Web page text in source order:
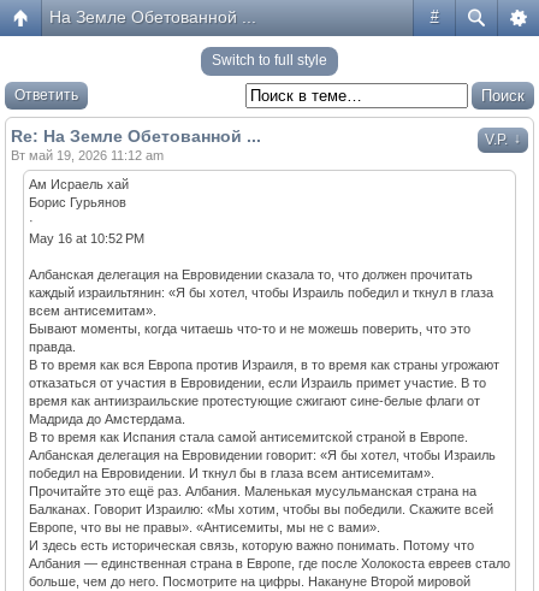
#
На Земле Обетованной ...
Switch to full style
Ответить
V.P. ↓
Re: На Земле Обетованной ...
Вт май 19, 2026 11:12 am
Ам Исраель хай
Борис Гурьянов
·
May 16 at 10:52 PM
Албанская делегация на Евровидении сказала то, что должен прочитать
каждый израильтянин: «Я бы хотел, чтобы Израиль победил и ткнул в глаза
всем антисемитам».
Бывают моменты, когда читаешь что-то и не можешь поверить, что это
правда.
В то время как вся Европа против Израиля, в то время как страны угрожают
отказаться от участия в Евровидении, если Израиль примет участие. В то
время как антиизраильские протестующие сжигают сине-белые флаги от
Мадрида до Амстердама.
В то время как Испания стала самой антисемитской страной в Европе.
Албанская делегация на Евровидении говорит: «Я бы хотел, чтобы Израиль
победил на Евровидении. И ткнул бы в глаза всем антисемитам».
Прочитайте это ещё раз. Албания. Маленькая мусульманская страна на
Балканах. Говорит Израилю: «Мы хотим, чтобы вы победили. Скажите всей
Европе, что вы не правы». «Антисемиты, мы не с вами».
И здесь есть историческая связь, которую важно понимать. Потому что
Албания — единственная страна в Европе, где после Холокоста евреев стало
больше, чем до него. Посмотрите на цифры. Накануне Второй мировой